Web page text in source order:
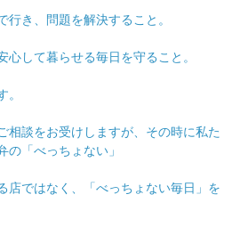
行き、問題を解決すること。
心して暮らせる毎日を守ること。
。
相談をお受けしますが、その時に私た
の「べっちょない」
店ではなく、「べっちょない毎日」を